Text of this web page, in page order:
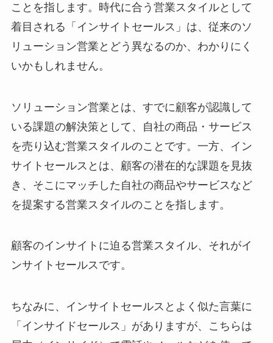
ことを指します。時代に合う営業スタイルとして
着目される「インサイトセールス」は、従来のソ
リューション営業とどう異なるのか、わかりにく
いかもしれません。
ソリューション営業とは、すでに顧客が認識して
いる課題の解決策として、自社の商品・サービス
を売り込む営業スタイルのことです。一方、イン
サイトセールスとは、顧客の潜在的な課題を見抜
き、そこにマッチした自社の商品やサービスなど
を提案する営業スタイルのことを指します。
顧客のインサイトに迫る営業スタイル、それがイ
ンサイトセールスです。
ちなみに、インサイトセールスとよく似た言葉に
「インサイドセールス」がありますが、こちらは